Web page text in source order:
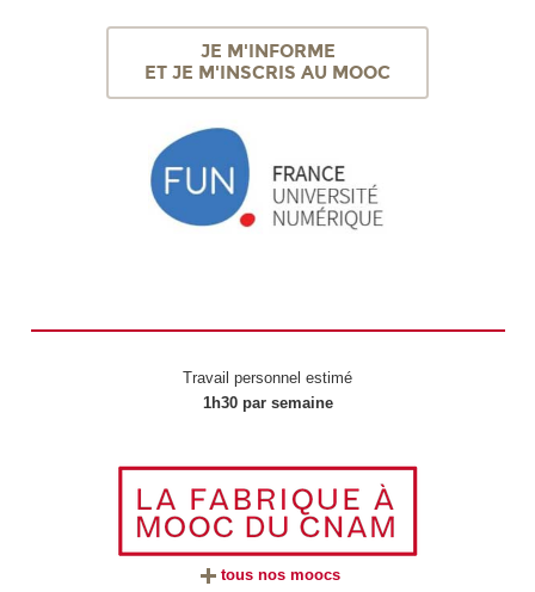
JE M'INFORME
ET JE M'INSCRIS AU MOOC
Travail personnel estimé
1h30 par semaine
tous nos moocs